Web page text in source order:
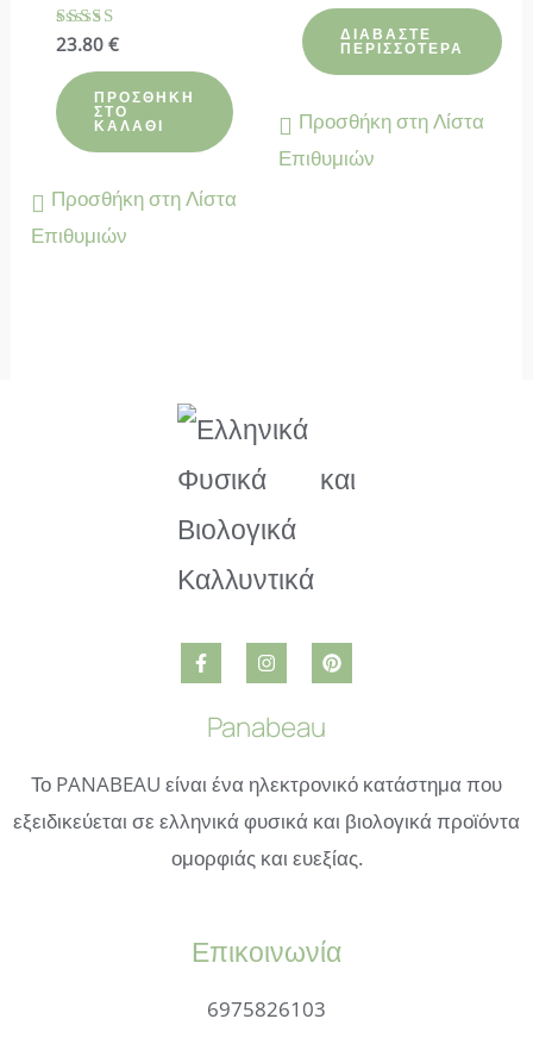
Βαθμολογήθηκε
4.88
από 5
23.80 €
ΠΡΟΣΘΉΚΗ
ΣΤΟ
ΚΑΛΆΘΙ
Προσθήκη στη Λίστα
Επιθυμιών
4.64
από 5ΔΙΑΒΆΣΤΕ
ΠΕΡΙΣΣΌΤΕΡΑ
Προσθήκη στη Λίστα
Επιθυμιών
Panabeau
Το PANABEAU είναι ένα ηλεκτρονικό κατάστημα που
εξειδικεύεται σε ελληνικά φυσικά και βιολογικά προϊόντα
ομορφιάς και ευεξίας.
Επικοινωνία
6975826103